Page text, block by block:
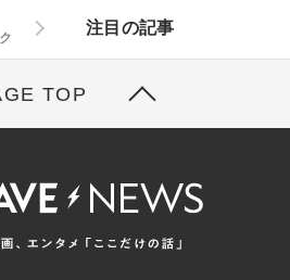
注目の記事
TOP